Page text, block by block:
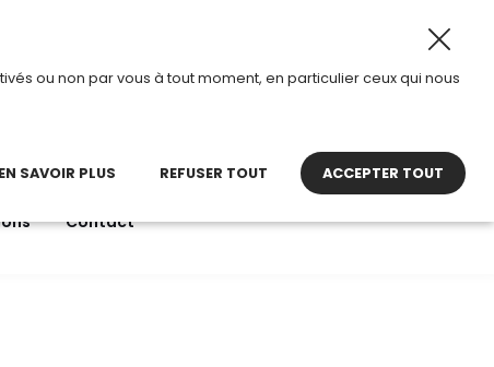
août 2026, TDI passe en mode été. • Horaires
Contact
ou non par vous à tout moment, en particulier ceux qui nous
EN SAVOIR PLUS REFUSER TOUT ACCEPTER TOUT